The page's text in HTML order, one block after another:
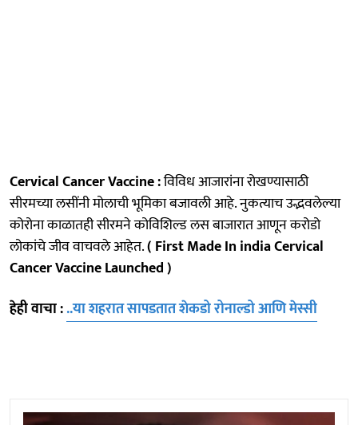
Cervical Cancer Vaccine :विविध आजारांना रोखण्यासाठी
सीरमच्या लसींनी मोलाची भूमिका बजावली आहे. नुकत्याच उद्भवलेल्या
कोरोना काळातही सीरमने कोविशिल्ड लस बाजारात आणून करोडो
लोकांचे जीव वाचवले आहेत.( First Made In india Cervical
Cancer Vaccine Launched )
हेही वाचा :..या शहरात सापडतात शेकडो रोनाल्डो आणि मेस्सी